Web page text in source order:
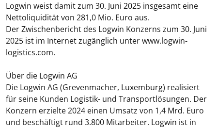
Logwin weist damit zum 30. Juni 2025 insgesamt eine
Nettoliquidität von 281,0 Mio. Euro aus.
Der Zwischenbericht des Logwin Konzerns zum 30. Juni
2025 ist im Internet zugänglich unter www.logwin-
logistics.com.
Über die Logwin AG
Die Logwin AG (Grevenmacher, Luxemburg) realisiert
für seine Kunden Logistik- und Transportlösungen. Der
Konzern erzielte 2024 einen Umsatz von 1,4 Mrd. Euro
und beschäftigt rund 3.800 Mitarbeiter. Logwin ist in